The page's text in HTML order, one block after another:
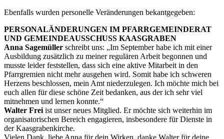
Ebenfalls wurden personelle Veränderungen bekantgegeben:
PERSONALÄNDERUNGEN IM PFARRGEMEINDERAT
UND GEMEINDEAUSSCHUSS KAASGRABEN
Anna Sagemüller schreibt uns: „Im September habe ich mit einer
Ausbildung zusätzlich zu meiner regulären Arbeit begonnen und
musste leider feststellen, dass sich eine aktive Mitarbeit in den
Pfarrgremien nicht mehr ausgehen wird. Somit habe ich schweren
Herzens beschlossen, mein Amt niederzulegen. Ich möchte mich bei
euch allen für diese schöne Zeit bedanken, aus der ich sehr viel
mitnehmen und lernen konnte.“
Walter Frei ist unser neues Mitglied. Er möchte sich weiterhin im
organisatorischen Bereich engagieren, insbesondere für Dienste in
der Kaasgrabenkirche.
Vielen Dank, liebe Anna für dein Wirken, danke Walter für deine